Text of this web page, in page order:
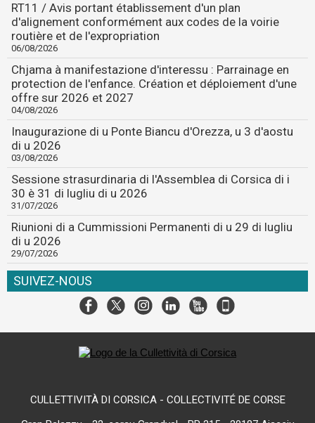
RT11 / Avis portant établissement d'un plan
d'alignement conformément aux codes de la voirie
routière et de l'expropriation
06/08/2026
Chjama à manifestazione d'interessu : Parrainage en
protection de l'enfance. Création et déploiement d'une
offre sur 2026 et 2027
04/08/2026
Inaugurazione di u Ponte Biancu d'Orezza, u 3 d'aostu
di u 2026
03/08/2026
Sessione strasurdinaria di l'Assemblea di Corsica di i
30 è 31 di lugliu di u 2026
31/07/2026
Riunioni di a Cummissioni Permanenti di u 29 di lugliu
di u 2026
29/07/2026
SUIVEZ-NOUS
CULLETTIVITÀ DI CORSICA - COLLECTIVITÉ DE CORSE